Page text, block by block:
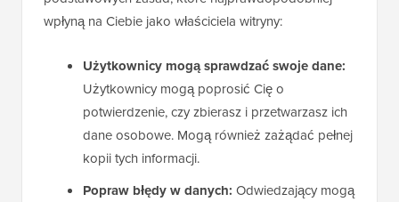
wpłyną na Ciebie jako właściciela witryny:
Użytkownicy mogą sprawdzać swoje dane:
Użytkownicy mogą poprosić Cię o
potwierdzenie, czy zbierasz i przetwarzasz ich
dane osobowe. Mogą również zażądać pełnej
kopii tych informacji.
Popraw błędy w danych: Odwiedzający mogą